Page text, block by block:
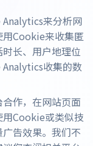
来分析网
Cookie来收集匿
长、用户地理位
收集的数
作，在网站页面
Cookie或类似技
告效果。我们不